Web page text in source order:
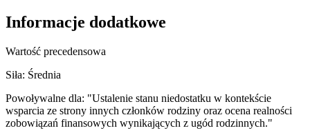
Informacje dodatkowe
Wartość precedensowa
Siła: Średnia
Powoływalne dla: "Ustalenie stanu niedostatku w kontekście
wsparcia ze strony innych członków rodziny oraz ocena realności
zobowiązań finansowych wynikających z ugód rodzinnych."